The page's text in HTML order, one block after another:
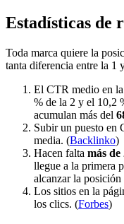
Estadísticas de
Toda marca quiere la
tanta diferencia entre la 1
El CTR medio en
% de la 2 y el 10,2
acumulan más del
Subir un puesto en
media. (Backlinko)
Hacen falta más de
llegue a la primera
alcanzar la posición
Los sitios en la
los clics. (Forbes)